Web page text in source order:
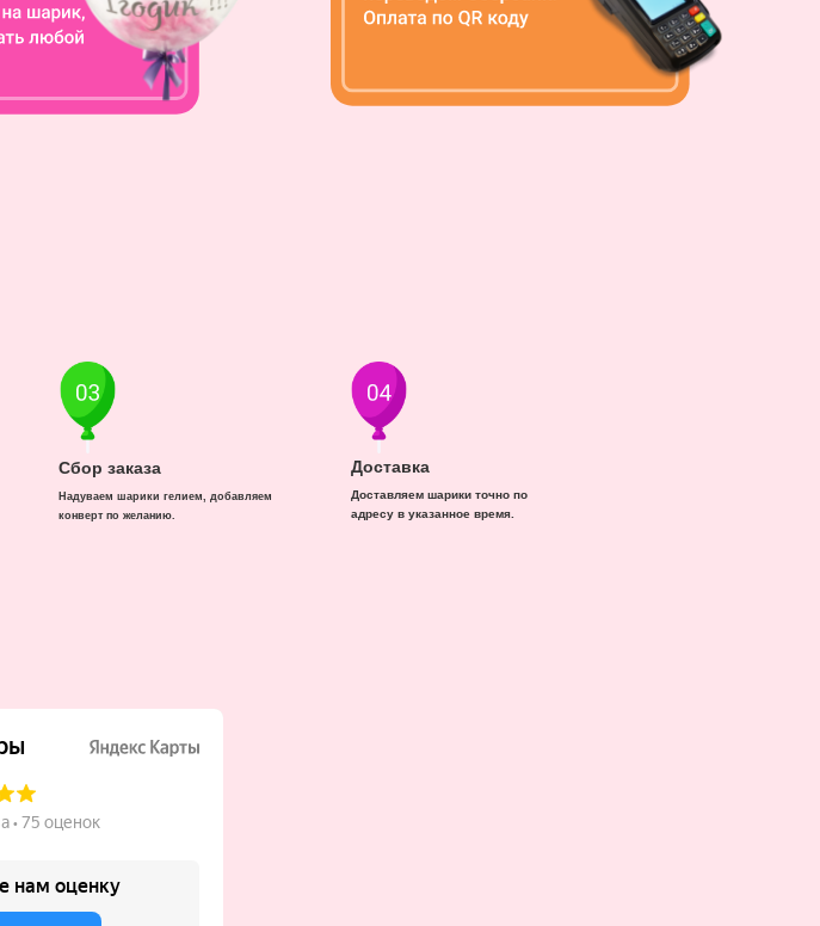
Доставка
Доставляем шарики точно по
адресу в указанное время.
Сбор заказа
Надуваем шарики гелием, добавляем
конверт по желанию.